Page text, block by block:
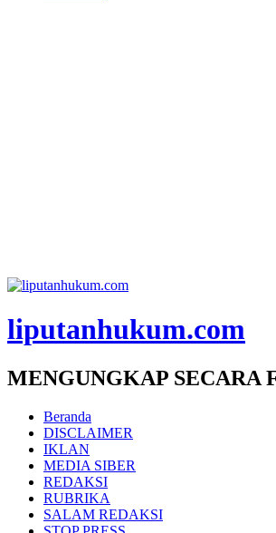
liputanhukum.com
MENGUNGKAP SECARA
Beranda
DISCLAIMER
IKLAN
MEDIA SIBER
REDAKSI
RUBRIKA
SALAM REDAKSI